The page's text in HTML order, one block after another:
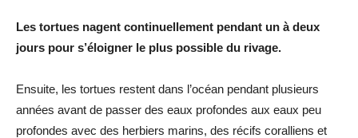
Les tortues nagent continuellement pendant un à deux
jours pour s’éloigner le plus possible du rivage.
Ensuite, les tortues restent dans l’océan pendant plusieurs
années avant de passer des eaux profondes aux eaux peu
profondes avec des herbiers marins, des récifs coralliens et